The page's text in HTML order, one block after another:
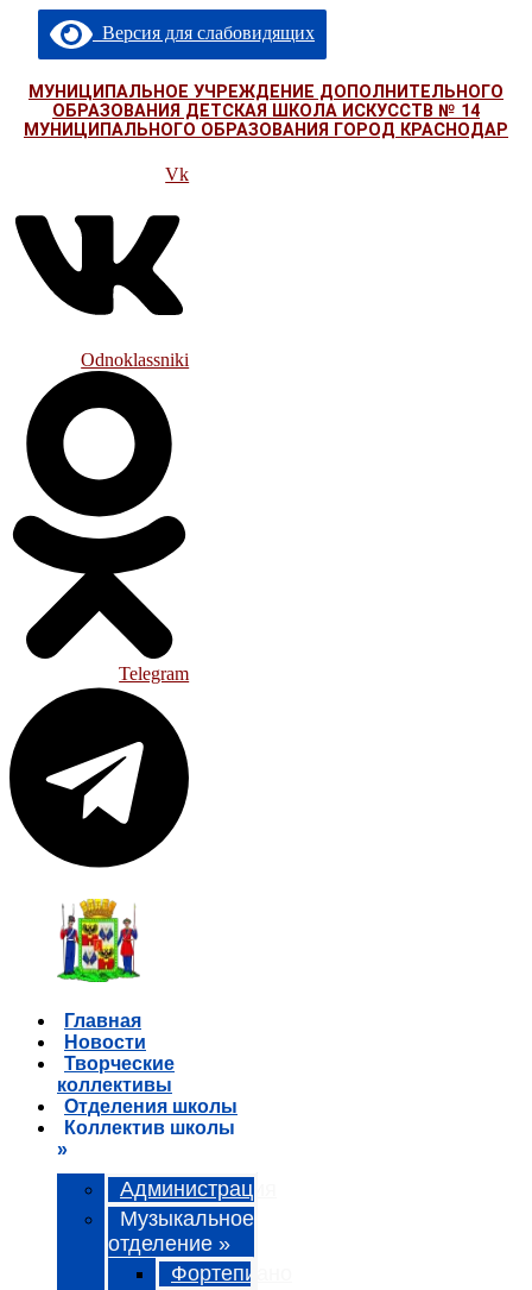
Перейти
содержимому
Версия для слабовидящих
МУНИЦИПАЛЬНОЕ УЧРЕЖДЕНИЕ ДОПОЛНИТЕЛЬНОГО
ОБРАЗОВАНИЯ ДЕТСКАЯ ШКОЛА ИСКУССТВ № 14
МУНИЦИПАЛЬНОГО ОБРАЗОВАНИЯ ГОРОД КРАСНОДАР
Vk
Odnoklassniki
Telegram
Главная
Новости
Творческие
коллективы
Отделения школы
Коллектив школы
»
Администрация
Музыкальное
отделение »
Фортепиано